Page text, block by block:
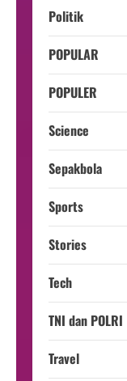
Politik
POPULAR
POPULER
Science
Sepakbola
Sports
Stories
Tech
TNI dan POLRI
Travel